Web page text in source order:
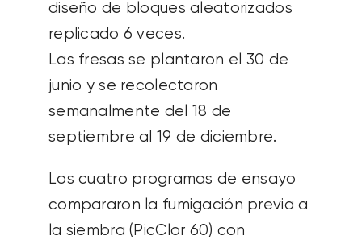
diseño de bloques aleatorizados
replicado 6 veces.
Las fresas se plantaron el 30 de
junio y se recolectaron
semanalmente del 18 de
septiembre al 19 de diciembre.
Los cuatro programas de ensayo
compararon la fumigación previa a
la siembra (PicClor 60) con